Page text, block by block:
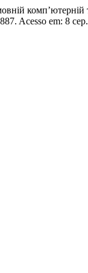
комп’ютерній
Acesso em: 8